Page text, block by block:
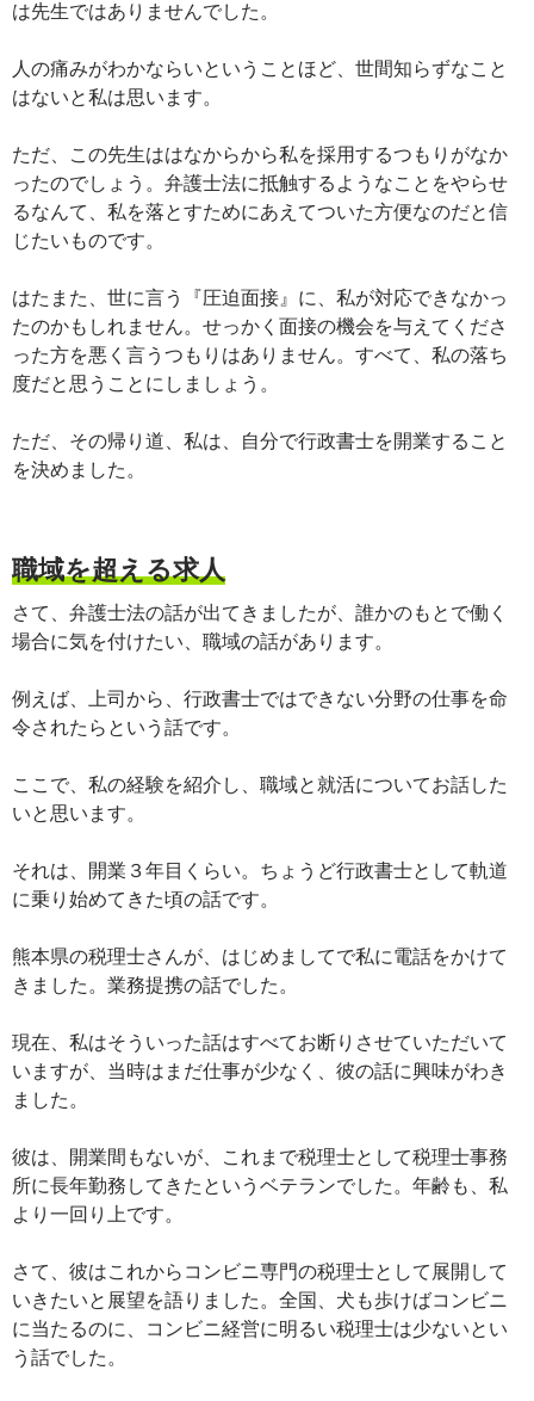
は先生ではありませんでした。
人の痛みがわかならいということほど、世間知らずなこと
はないと私は思います。
ただ、この先生ははなからから私を採用するつもりがなか
ったのでしょう。弁護士法に抵触するようなことをやらせ
るなんて、私を落とすためにあえてついた方便なのだと信
じたいものです。
はたまた、世に言う『圧迫面接』に、私が対応できなかっ
たのかもしれません。せっかく面接の機会を与えてくださ
った方を悪く言うつもりはありません。すべて、私の落ち
度だと思うことにしましょう。
ただ、その帰り道、私は、自分で行政書士を開業すること
を決めました。
職域を超える求人
さて、弁護士法の話が出てきましたが、誰かのもとで働く
場合に気を付けたい、職域の話があります。
例えば、上司から、行政書士ではできない分野の仕事を命
令されたらという話です。
ここで、私の経験を紹介し、職域と就活についてお話した
いと思います。
それは、開業３年目くらい。ちょうど行政書士として軌道
に乗り始めてきた頃の話です。
熊本県の税理士さんが、はじめましてで私に電話をかけて
きました。業務提携の話でした。
現在、私はそういった話はすべてお断りさせていただいて
いますが、当時はまだ仕事が少なく、彼の話に興味がわき
ました。
彼は、開業間もないが、これまで税理士として税理士事務
所に長年勤務してきたというベテランでした。年齢も、私
より一回り上です。
さて、彼はこれからコンビニ専門の税理士として展開して
いきたいと展望を語りました。全国、犬も歩けばコンビニ
に当たるのに、コンビニ経営に明るい税理士は少ないとい
う話でした。